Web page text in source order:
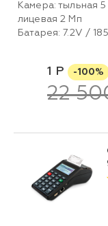
Камера: тыльная
лицевая 2 Mп
Батарея: 7.2V /
1 Р -100%
22